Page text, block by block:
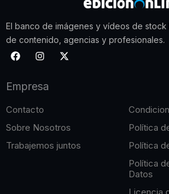
El banco de imágenes y vídeos de
de contenido, agencias y profesionales.
F
a
b
o
I
n
a
r
m
X
-
r
Empresa
Contacto
Sobre Nosotros
Trabajemos juntos
Política
Política
Política
Datos